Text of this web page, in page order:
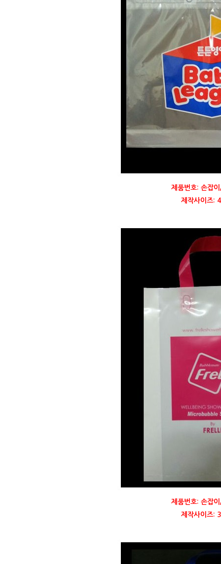
제품번호: 손잡
제작사이즈:
제품번호: 손잡
제작사이즈: